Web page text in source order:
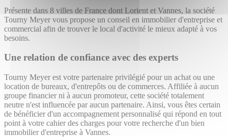
Présente dans 8 villes de France dont Lorient et Vannes, la société
Tourny Meyer vous propose un conseil en immobilier d'entreprise et
commercial afin de trouver le local d'activité le mieux adapté à vos
besoins.
Une relation de confiance avec des experts
Tourny Meyer est votre partenaire privilégié pour un achat ou une
location de bureaux, d'entrepôts ou de commerces. Affiliée à aucun
groupe financier ni à aucun promoteur, cette société totalement
neutre n'est influencée par aucun partenaire. Ainsi, vous êtes certain
de bénéficier d'un accompagnement personnalisé qui répond en tout
point à votre cahier des charges pour votre recherche d'un bien
immobilier d'entreprise à Vannes.